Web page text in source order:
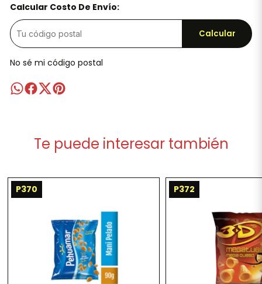
Calcular Costo De Envío:
Calcular
No sé mi código postal
Te puede interesar también
P370 P372